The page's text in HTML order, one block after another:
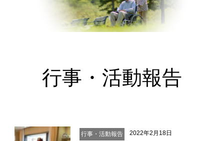
行事・活動報告
行事・活動報告 2022年2月18日